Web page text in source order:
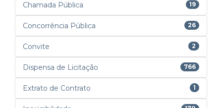
Chamada Pública 19
Concorrência Pública 26
Convite 2
Dispensa de Licitação 766
Extrato de Contrato 1